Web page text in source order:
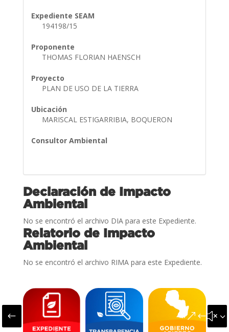
Expediente SEAM
194198/15
Proponente
THOMAS FLORIAN HAENSCH
Proyecto
PLAN DE USO DE LA TIERRA
Ubicación
MARISCAL ESTIGARRIBIA, BOQUERON
Consultor Ambiental
Declaración de Impacto
Ambiental
No se encontró el archivo DIA para este Expediente.
Relatorio de Impacto
Ambiental
No se encontró el archivo RIMA para este Expediente.
#